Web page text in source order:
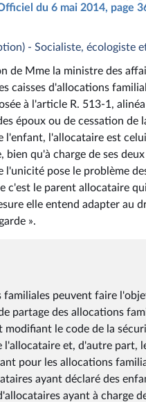
du 6 mai 2014, page
- Socialiste, écologiste
de Mme la ministre des
caisses d'allocations
à l'article R. 513-1,
époux ou de cessation
l'enfant, l'allocataire est
qu'à charge de ses
l'unicité pose le problème
c'est le parent allocataire
elle entend adapter au
».
peuvent faire
partage des allocations
le code de la
et, d'autre part,
pour les allocations
ayant déclaré des
ayant à charge